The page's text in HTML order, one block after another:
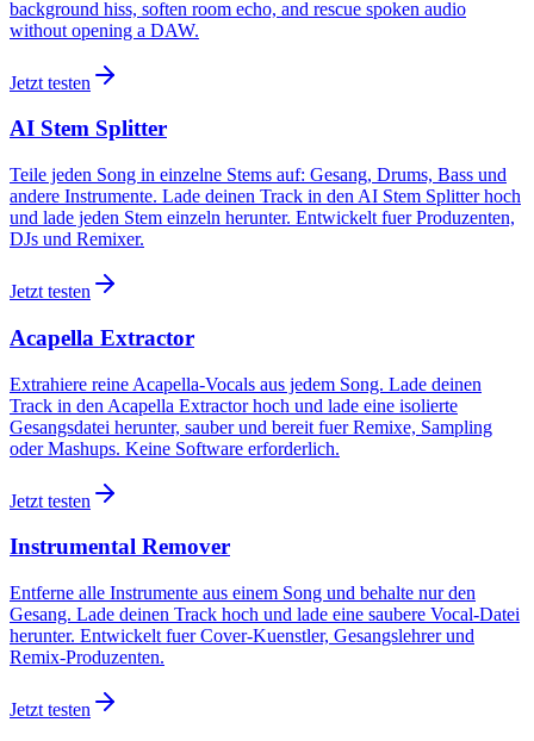
background hiss, soften room echo, and rescue spoken audio
without opening a DAW.
Jetzt testen
AI Stem Splitter
Teile jeden Song in einzelne Stems auf: Gesang, Drums, Bass und
andere Instrumente. Lade deinen Track in den AI Stem Splitter hoch
und lade jeden Stem einzeln herunter. Entwickelt fuer Produzenten,
DJs und Remixer.
Jetzt testen
Acapella Extractor
Extrahiere reine Acapella-Vocals aus jedem Song. Lade deinen
Track in den Acapella Extractor hoch und lade eine isolierte
Gesangsdatei herunter, sauber und bereit fuer Remixe, Sampling
oder Mashups. Keine Software erforderlich.
Jetzt testen
Instrumental Remover
Entferne alle Instrumente aus einem Song und behalte nur den
Gesang. Lade deinen Track hoch und lade eine saubere Vocal-Datei
herunter. Entwickelt fuer Cover-Kuenstler, Gesangslehrer und
Remix-Produzenten.
Jetzt testen